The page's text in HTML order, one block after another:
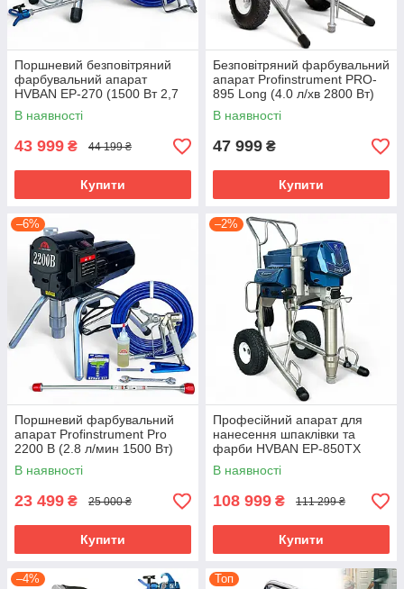
Поршневий безповітряний
фарбувальний апарат
HVBAN EP-270 (1500 Вт 2,7
л/хв)
В наявності
43 999 ₴ 44 199 ₴
Купити
Безповітряний фарбувальний
апарат Profinstrument PRO-
895 Long (4.0 л/хв 2800 Вт)
В наявності
47 999 ₴
Купити
–6%
Поршневий фарбувальний
апарат Profinstrument Pro
2200 В (2.8 л/мин 1500 Вт)
В наявності
23 499 ₴ 25 000 ₴
Купити
–2%
Професійний апарат для
нанесення шпаклівки та
фарби HVBAN EP-850TX
(HB1395 7.6 л/хв 4000Вт)
В наявності
108 999 ₴ 111 299 ₴
Купити
–4% Топ